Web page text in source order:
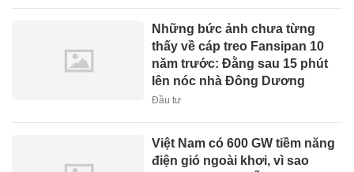
Những bức ảnh chưa từng
thấy về cáp treo Fansipan 10
năm trước: Đằng sau 15 phút
lên nóc nhà Đông Dương
Đầu tư
Việt Nam có 600 GW tiềm năng
điện gió ngoài khơi, vì sao